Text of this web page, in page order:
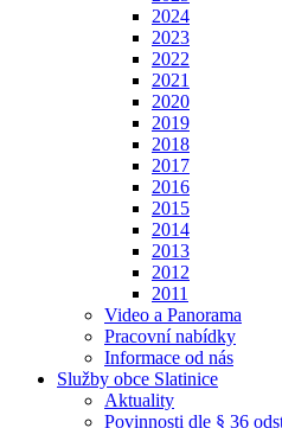
2024
2023
2022
2021
2020
2019
2018
2017
2016
2015
2014
2013
2012
2011
Video a Panorama
Pracovní nabídky
Informace od nás
Služby obce Slatinice
Aktuality
Povinnosti dle § 36